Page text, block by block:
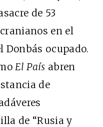
de 53
en el
Donbás ocupado.
El País abren
de
de “Rusia y